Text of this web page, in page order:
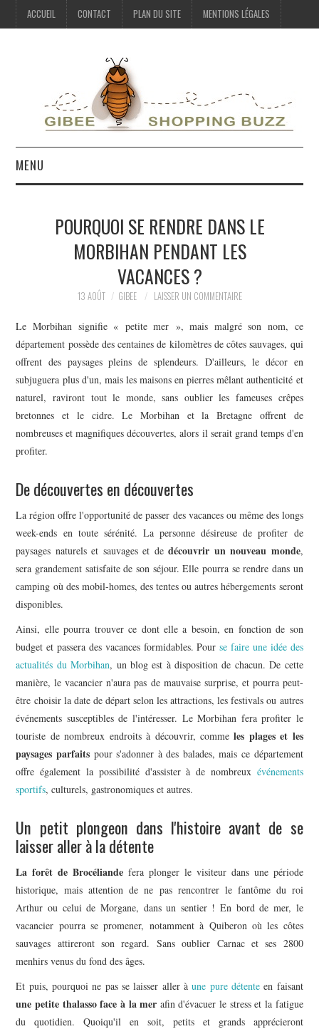
ACCUEIL CONTACT PLAN DU SITE MENTIONS LÉGALES
MENU
LOISIRS
ENTREPRISE ET
INDUSTRIE
POURQUOI SE RENDRE DANS LE
MORBIHAN PENDANT LES
VACANCES ?
13 AOÛT GIBEE LAISSER UN COMMENTAIRE
Le Morbihan signifie « petite mer », mais malgré son nom, ce
département possède des centaines de kilomètres de côtes sauvages, qui
offrent des paysages pleins de splendeurs. D'ailleurs, le décor en
subjuguera plus d'un, mais les maisons en pierres mêlant authenticité et
naturel, raviront tout le monde, sans oublier les fameuses crêpes
bretonnes et le cidre. Le Morbihan et la Bretagne offrent de
nombreuses et magnifiques découvertes, alors il serait grand temps d'en
profiter.
De découvertes en découvertes
La région offre l'opportunité de passer des vacances ou même des longs
week-ends en toute sérénité. La personne désireuse de profiter de
paysages naturels et sauvages et dedécouvrir un nouveau monde,
sera grandement satisfaite de son séjour. Elle pourra se rendre dans un
camping où des mobil-homes, des tentes ou autres hébergements seront
disponibles.
Ainsi, elle pourra trouver ce dont elle a besoin, en fonction de son
budget et passera des vacances formidables. Pourse faire une idée des
actualités du Morbihan, un blog est à disposition de chacun. De cette
manière, le vacancier n'aura pas de mauvaise surprise, et pourra peut-
être choisir la date de départ selon les attractions, les festivals ou autres
événements susceptibles de l'intéresser. Le Morbihan fera profiter le
touriste de nombreux endroits à découvrir, commeles plages et les
paysages parfaitspour s'adonner à des balades, mais ce département
offre également la possibilité d'assister à de nombreux événements
sportifs, culturels, gastronomiques et autres.
Un petit plongeon dans l'histoire avant de se
laisser aller à la détente
La forêt de Brocéliande fera plonger le visiteur dans une période
historique, mais attention de ne pas rencontrer le fantôme du roi
Arthur ou celui de Morgane, dans un sentier ! En bord de mer, le
vacancier pourra se promener, notamment à Quiberon où les côtes
sauvages attireront son regard. Sans oublier Carnac et ses 2800
menhirs venus du fond des âges.
Et puis, pourquoi ne pas se laisser aller àune pure détenteen faisant
une petite thalasso face à la mer afin d'évacuer le stress et la fatigue
du quotidien. Quoiqu'il en soit, petits et grands apprécieront